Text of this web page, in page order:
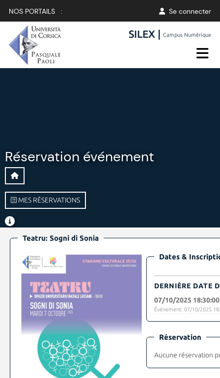
NOS PORTAILS : Se connecter
SILEX |Campus Numérique
Réservation événement
MES RÉSERVATIONS
Teatru: Sogni di Sonia
Dates &
DERNIÈRE DATE
07/10/2025 18:30:00
Événement: 07/10/2025
Réservation
Aucune réservation